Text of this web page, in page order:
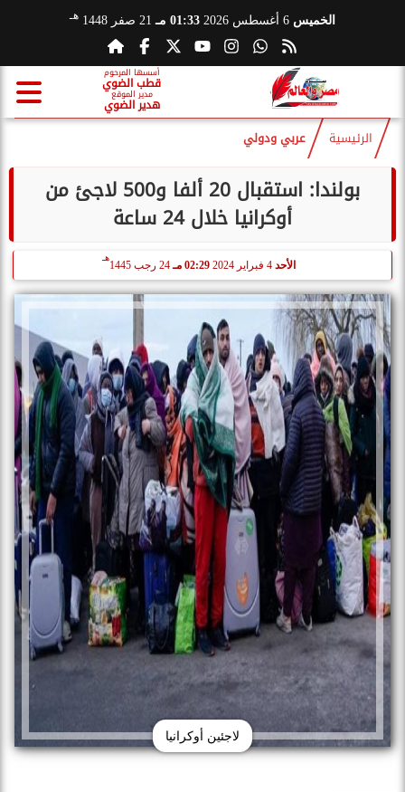
الخميس 01:33 مـ 21 صفر 1448 هـ
أسسها المرحوم
قطب الضوي
مدير الموقع
هدير الضوي
الرئيسية عربي ودولي
بولندا: استقبال 20 ألفا و500 لاجئ من
أوكرانيا خلال 24 ساعة
الأحد 02:29 مـ 24 رجب 1445
هـ
لاجئين أوكرانيا